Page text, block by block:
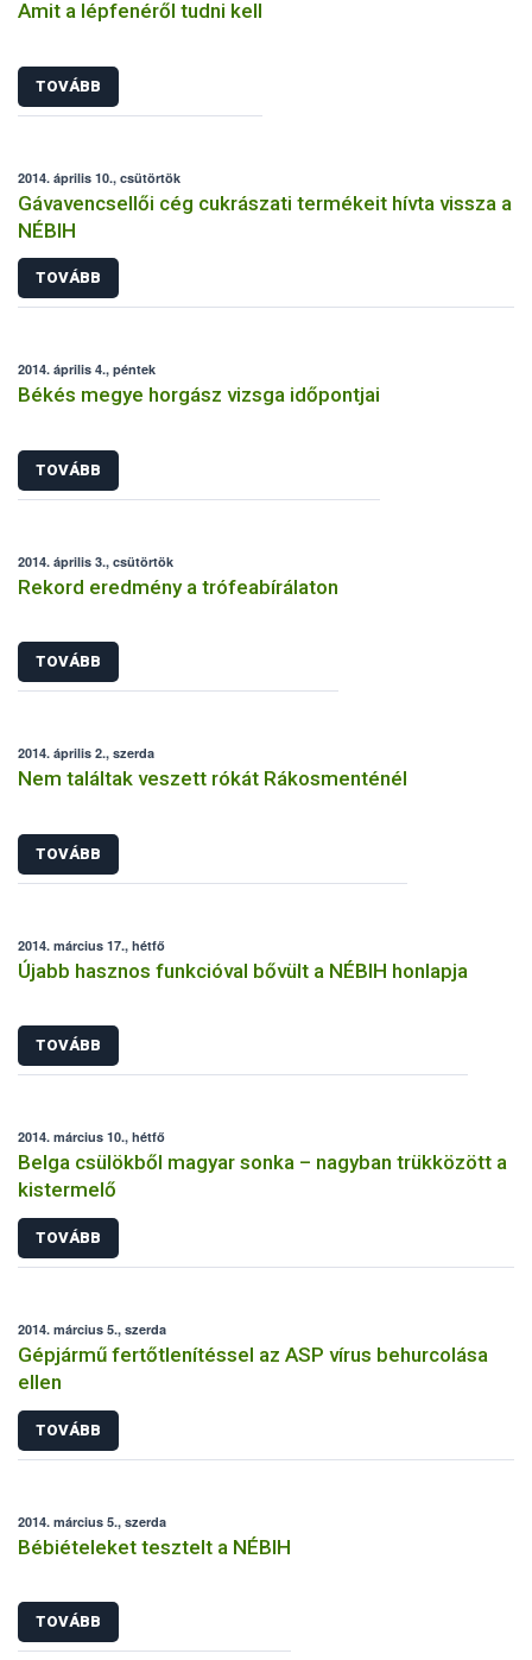
Amit a lépfenéről tudni kell
TOVÁBB
2014. április 10., csütörtök
Gávavencsellői cég cukrászati termékeit hívta vissza a
NÉBIH
TOVÁBB
2014. április 4., péntek
Békés megye horgász vizsga időpontjai
TOVÁBB
2014. április 3., csütörtök
Rekord eredmény a trófeabírálaton
TOVÁBB
2014. április 2., szerda
Nem találtak veszett rókát Rákosmenténél
TOVÁBB
2014. március 17., hétfő
Újabb hasznos funkcióval bővült a NÉBIH honlapja
TOVÁBB
2014. március 10., hétfő
Belga csülökből magyar sonka – nagyban trükközött a
kistermelő
TOVÁBB
2014. március 5., szerda
Gépjármű fertőtlenítéssel az ASP vírus behurcolása
ellen
TOVÁBB
2014. március 5., szerda
Bébiételeket tesztelt a NÉBIH
TOVÁBB